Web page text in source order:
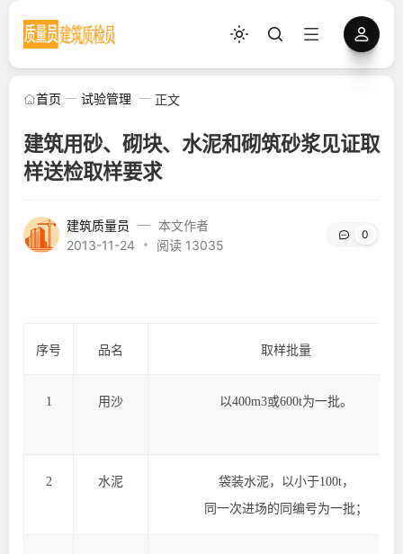
首页 试验管理 正文
建筑用砂、砌块、水泥和砌筑砂浆见证取
样送检取样要求
建筑质量员
本文作者
2013-11-24
阅读 13035
0
序号 品名 取样批量
1 用沙 以400m3或600t为一批。
2 水泥 袋装水泥，以小于100t，
同一次进场的同编号为一批；